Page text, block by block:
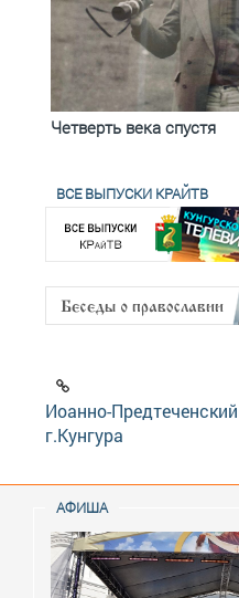
Четверть века спустя
ВСЕ ВЫПУСКИ КРАЙТВ
Иоанно-
г.Кунгура
АФИША